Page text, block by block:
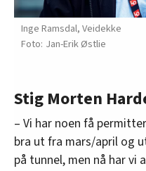
Inge Ramsdal, Veidekke
Jan-Erik Østlie
Stig Morten
– Vi har noen få
bra ut fra mars/april og
på tunnel, men nå har vi